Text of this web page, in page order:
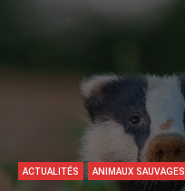
ACTUALITÉS ANIMAUX SAUVAGES